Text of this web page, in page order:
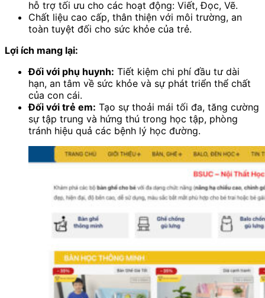
hỗ trợ tối ưu cho các hoạt động: Viết, Đọc, Vẽ.
Chất liệu cao cấp, thân thiện với môi trường, an
toàn tuyệt đối cho sức khỏe của trẻ.
Lợi ích mang lại:
Đối với phụ huynh: Tiết kiệm chi phí đầu tư dài
hạn, an tâm về sức khỏe và sự phát triển thể chất
của con cái.
Đối với trẻ em: Tạo sự thoải mái tối đa, tăng cường
sự tập trung và hứng thú trong học tập, phòng
tránh hiệu quả các bệnh lý học đường.